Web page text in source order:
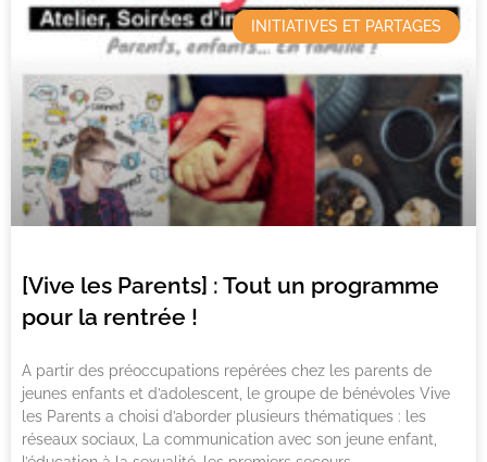
INITIATIVES ET PARTAGES
[Vive les Parents] : Tout un programme
pour la rentrée !
A partir des préoccupations repérées chez les parents de
jeunes enfants et d’adolescent, le groupe de bénévoles Vive
les Parents a choisi d’aborder plusieurs thématiques : les
réseaux sociaux, La communication avec son jeune enfant,